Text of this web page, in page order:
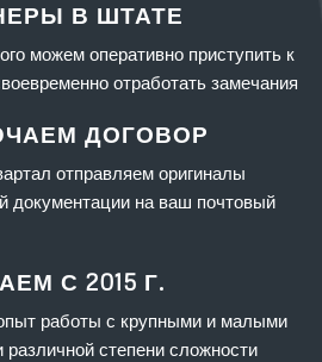
В ШТАТЕ
можем оперативно приступить к
отработать замечания
ДОГОВОР
отправляем оригиналы
документации на ваш почтовый
С 2015 Г.
работы с крупными и малыми
различной степени сложности